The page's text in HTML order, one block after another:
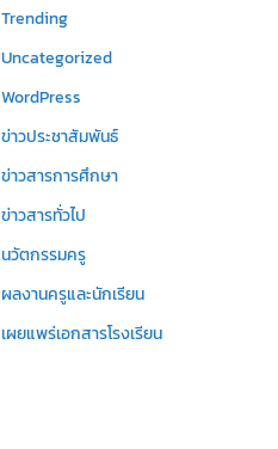
Trending
Uncategorized
WordPress
ข่าวประชาสัมพันธ์
ข่าวสารการศึกษา
ข่าวสารทั่วไป
นวัตกรรมครู
ผลงานครูและนักเรียน
เผยแพร่เอกสารโรงเรียน